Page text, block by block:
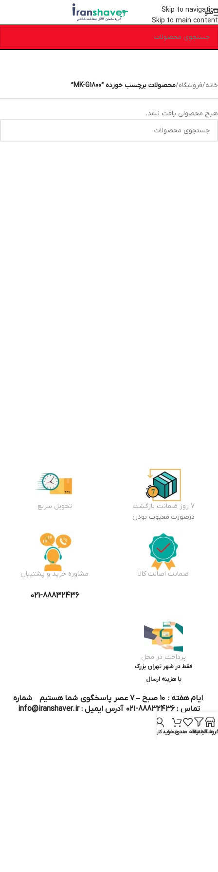
Skip to navigation
Skip to main content
منو
خانه/فروشگاه/محصولات برچسب خورده “MK-G1800”
هیچ محصولی یافت نشد.
7 روز ضمانت بازگشت
درصورت معیوب بودن
تحویل سریع
ضمانت اصالت کالا مشاوره خرید و پشتیبان
021-88832436
پرداخت در محل
فقط در شهر تهران بزرگ
با هزینه ارسال
ایام هفته : ۱۰ صبح – ۷ عصر پاسخگوی شما هستیم شماره
تماس : 88832436-۰۲۱ آدرس ایمیل : info@iranshaver.ir
فروشگاهفیلترها
علاقه مندیسبد خرید
حساب کاربری من